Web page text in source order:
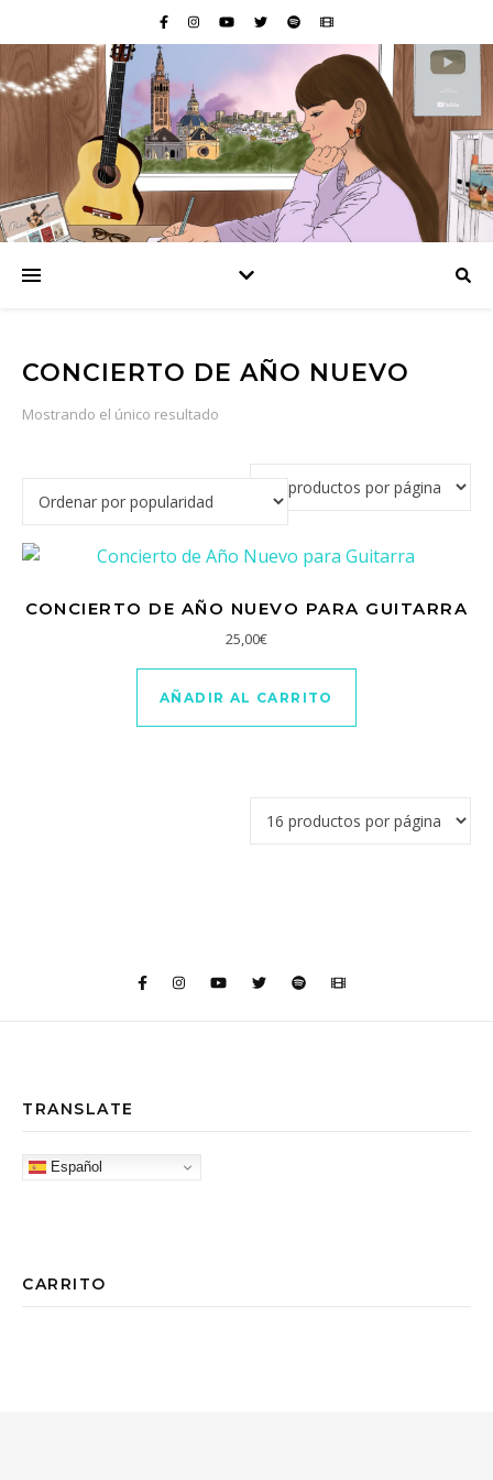
CONCIERTO DE AÑO NUEVO
Mostrando el único resultado
CONCIERTO DE AÑO NUEVO PARA GUITARRA
25,00€
AÑADIR AL CARRITO
TRANSLATE
Español
CARRITO